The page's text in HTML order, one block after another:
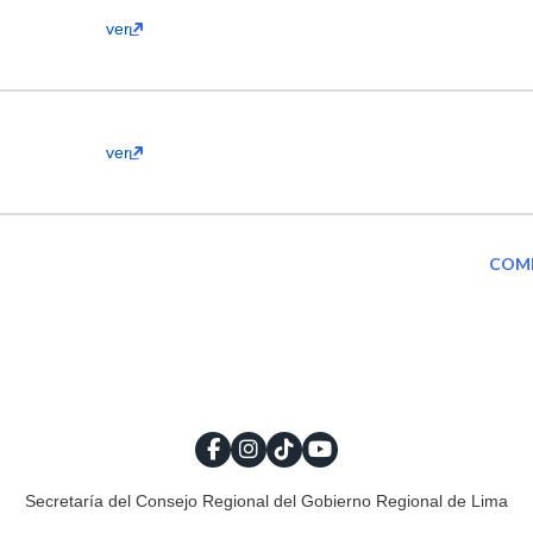
ver
ver
Secretaría del Consejo Regional del Gobierno Regional de Lima